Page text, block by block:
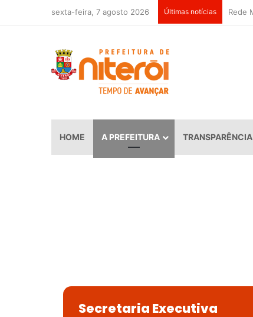
sexta-feira, 7 agosto 2026 Últimas notícias
HOME A PREFEITURA TRANSPARÊNCIA
Secretaria Executiva